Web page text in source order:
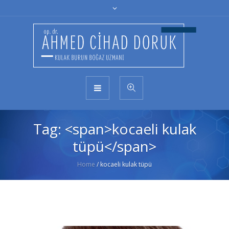
Tag: <span>kocaeli kulak
tüpü</span>
Home / kocaeli kulak tüpü